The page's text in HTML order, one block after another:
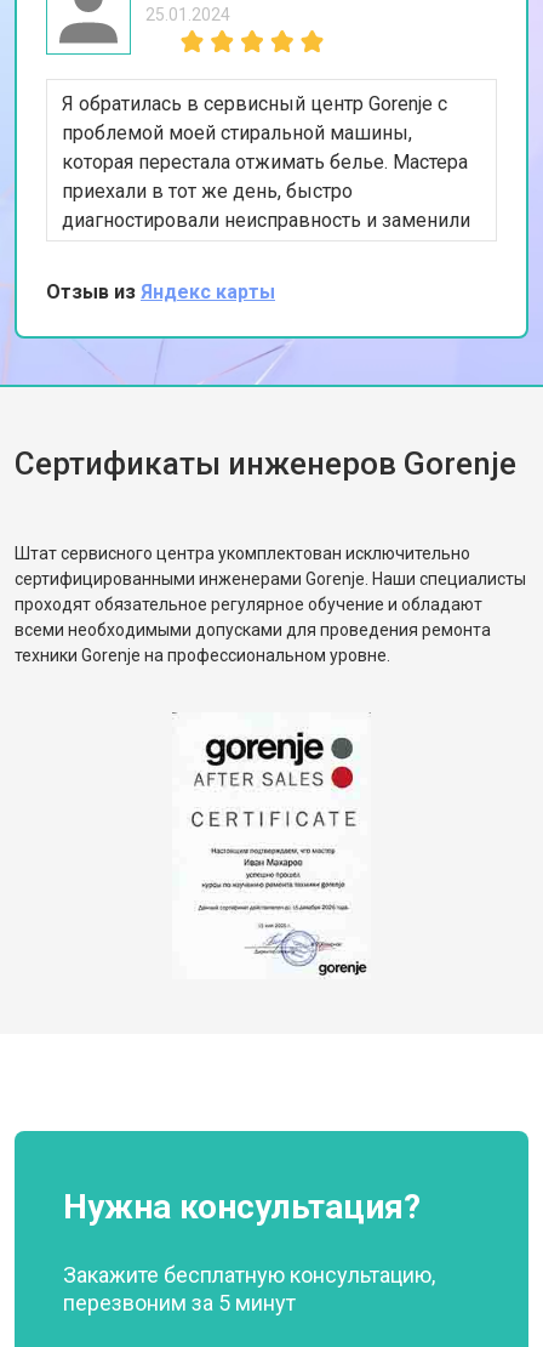
Замена заливного клапана
Замена расходомера
Замена разбрызгивателя от 750 ₽ Заказать
циркуляционного насоса
от 1550 ₽ Заказать
Замена проточного
нагревательного элемента
Замена П-образного уплотнителя
Замена нижнего уплотнителя
Замена заливного шланга от 850 ₽ Заказать
25.01.2024
Я обратилась в сервисный центр Gorenje с
проблемой моей стиральной машины,
которая перестала отжимать белье. Мастера
приехали в тот же день, быстро
диагностировали неисправность и заменили
изношенный насос. Я впечатлена их
профессионализмом и оперативностью.
Спасибо за качественный ремонт!
Отзыв из Яндекс карты
Сертификаты инженеров Gorenje
Штат сервисного центра укомплектован исключительно
сертифицированными инженерами Gorenje. Наши специалисты
проходят обязательное регулярное обучение и обладают
всеми необходимыми допусками для проведения ремонта
техники Gorenje на профессиональном уровне.
Нужна консультация?
Закажите бесплатную консультацию,
перезвоним за 5 минут